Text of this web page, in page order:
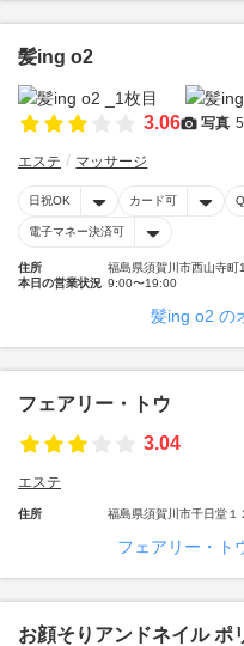
髪ing o2
3.06 写真
エステ マッサージ
日祝OK カード可
電子マネー決済可
住所
福島県須賀川市西山寺町
本日の営業状況 9:00〜19:00
髪ing o2 の
フェアリー・トウ
3.04
エステ
住所 福島県須賀川市千日堂１
フェアリー・ト
お顔そりアンドネイル ポ